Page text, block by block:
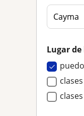
Lugar de